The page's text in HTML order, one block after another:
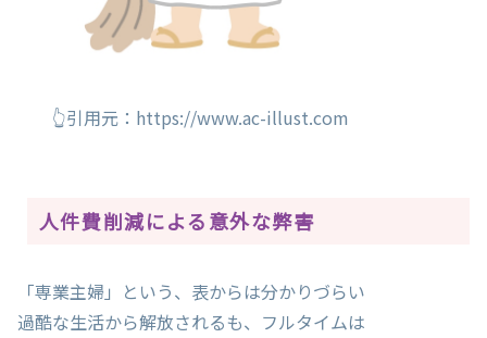
👆引用元：https://www.ac-illust.com
人件費削減による意外な弊害
「専業主婦」という、表からは分かりづらい
過酷な生活から解放されるも、フルタイムは